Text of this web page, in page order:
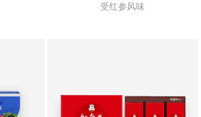
受红参风味